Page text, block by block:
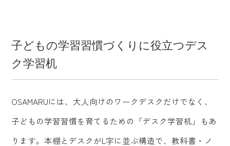
子どもの学習習慣づくりに役立つデス
ク学習机
OSAMARUには、大人向けのワークデスクだけでなく、
子どもの学習習慣を育てるための「デスク学習机」もあ
ります。本棚とデスクがL字に並ぶ構造で、教科書・ノ